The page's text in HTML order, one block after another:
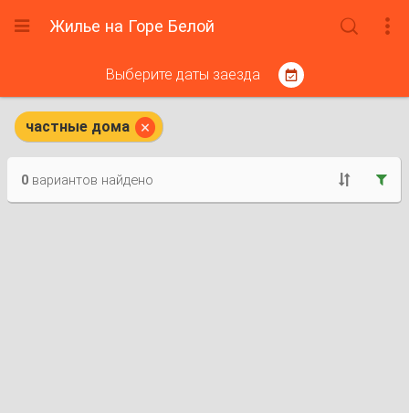
 Жилье на Горе Белой  
Выберите даты заезда 
частные дома 


0вариантов найдено